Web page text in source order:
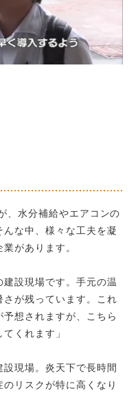
水分補給やエアコンの
な中、様々な工夫を凝
があります。
建設現場です。手元の温
が残っています。これ
想されますが、こちら
くれます」
現場。炎天下で長時間
リスクが特に高くなり